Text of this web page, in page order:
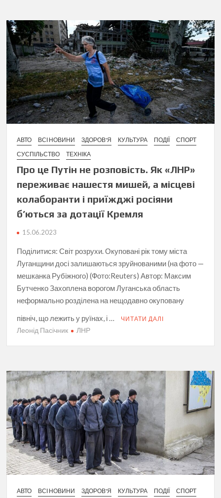
АВТО ВСІ НОВИНИ ЗДОРОВ'Я КУЛЬТУРА ПОДІЇ
СПОРТ
СУСПІЛЬСТВО
ТЕХНІКА
Про це Путін не розповість. Як «ЛНР»
переживає нашестя мишей, а місцеві
колаборанти і приїжджі росіяни
б’ються за дотації Кремля
15.06.2023
Поділитися: Світ розрухи. Окуповані рік тому міста
Луганщини досі залишаються зруйнованими (на фото —
мешканка Рубіжного) (Фото:Reuters) Автор: Максим
Бутченко Захоплена ворогом Луганська область
неформально розділена на нещодавно окуповану
північ, що лежить у руїнах, і …
ЧИТАТИ ДАЛІ
Леонід Пасічник ЛНР
АВТО ВСІ НОВИНИ ЗДОРОВ'Я КУЛЬТУРА ПОДІЇ СПОРТ